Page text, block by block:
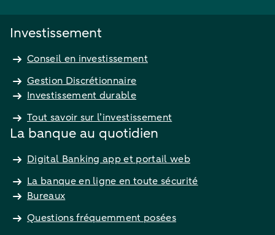
Investissement
Conseil en investissement
Gestion Discrétionnaire
Investissement durable
Tout savoir sur l’investissement
La banque au quotidien
Digital Banking app et portail web
La banque en ligne en toute sécurité
Bureaux
Questions fréquemment posées